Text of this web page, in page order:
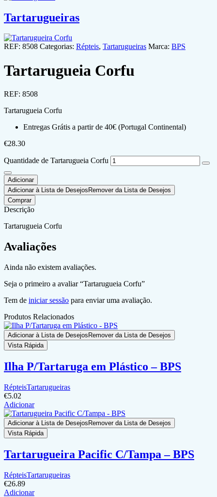
Tartarugueiras
REF: 8508 Categorias: Répteis, Tartarugueiras Marca: BPS
Tartarugueia Corfu
REF: 8508
Tartarugueia Corfu
Entregas Grátis a partir de 40€ (Portugal Continental)
€28.30
Quantidade de Tartarugueia Corfu
Adicionar
Adicionar à Lista de Desejos Remover da Lista de Desejos
Comprar
Descrição
Tartarugueia Corfu
Avaliações
Ainda não existem avaliações.
Seja o primeiro a avaliar “Tartarugueia Corfu”
Tem de iniciar sessão para enviar uma avaliação.
Produtos Relacionados
Adicionar à Lista de Desejos Remover da Lista de Desejos
Vista Rápida
Ilha P/Tartaruga em Plástico – BPS
RépteisTartarugueiras
€5.02
Adicionar
Adicionar à Lista de Desejos Remover da Lista de Desejos
Vista Rápida
Tartarugueira Pacific C/Tampa – BPS
RépteisTartarugueiras
€26.89
Adicionar